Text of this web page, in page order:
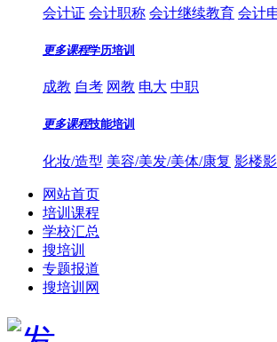
会计证 会计职称 会计继续教育 会计
更多课程学历培训
成教 自考 网教 电大 中职
更多课程技能培训
化妆/造型 美容/美发/美体/康复 影楼
网站首页
培训课程
学校汇总
搜培训
专题报道
搜培训网